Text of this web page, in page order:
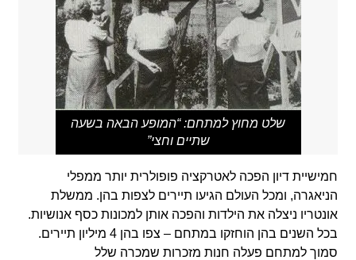
שלט מחוץ למתחם: “המופע הבאה בשעה
שתיים וחצי”
חמישיית דיון הפכה לאטרקציה פופולרית יותר ממפלי
הניאגרה, ומכל העולם הגיעו תיירים לצפות בהן. ממשלת
אונטריו ניצלה את הילדות והפכה אותן למכונות כסף אנושיות.
בכל השנים בהן הוחזקו במתחם – צפו בהן 4 מיליון תיירים.
סמוך למתחם פעלה חנות מזכרות שמכרה שלל